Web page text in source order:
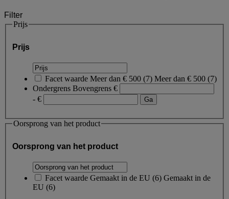
Filter
Prijs
Prijs
Facet waarde Meer dan € 500 (7) Meer dan € 500 (7)
Ondergrens Bovengrens €
- €
Oorsprong van het product
Oorsprong van het product
Facet waarde Gemaakt in de EU (6) Gemaakt in de
EU (6)